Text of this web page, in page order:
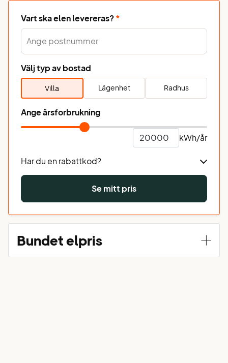
Vart ska elen levereras? *
Välj typ av bostad
Villa Lägenhet Radhus
Ange årsforbrukning
kWh/år
Har du en rabattkod?
Se mitt pris
Bundet elpris